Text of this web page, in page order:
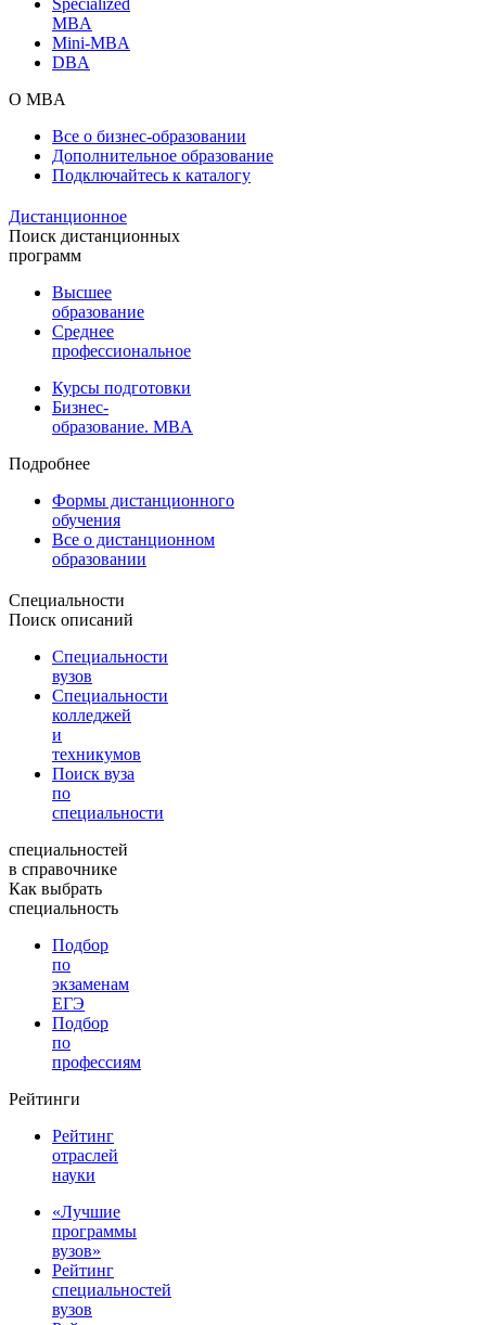
MBA
Mini-MBA
DBA
О MBA
Все о бизнес-образовании
Дополнительное образование
Подключайтесь к каталогу
Дистанционное
Поиск дистанционных
программ
Высшее
образование
Среднее
профессиональное
Курсы подготовки
Бизнес-
образование. MBA
Подробнее
Формы дистанционного
обучения
Все о дистанционном
образовании
Специальности
Поиск описаний
Специальности
вузов
Специальности
колледжей
и
техникумов
Поиск вуза
по
специальности
специальностей
в справочнике
Как выбрать
специальность
Подбор
по
экзаменам
ЕГЭ
Подбор
по
профессиям
Рейтинги
Рейтинг
отраслей
науки
«Лучшие
программы
вузов»
Рейтинг
специальностей
вузов